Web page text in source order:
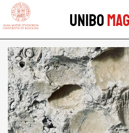
vai al contenuto della pagina
Unibo